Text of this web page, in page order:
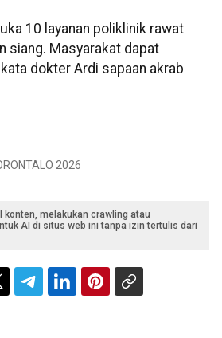
10 layanan poliklinik rawat
siang. Masyarakat dapat
dokter Ardi sapaan akrab
2026
konten, melakukan crawling atau
AI di situs web ini tanpa izin tertulis dari